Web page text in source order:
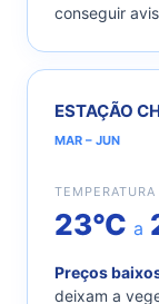
conseguir
ESTAÇÃO
MAR – JUN
TEMPERATURA
23°C a
Preços
deixam a